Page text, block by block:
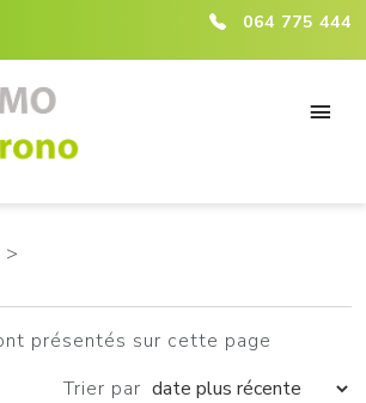
064 775 444
>
présentés sur cette page
Trier par